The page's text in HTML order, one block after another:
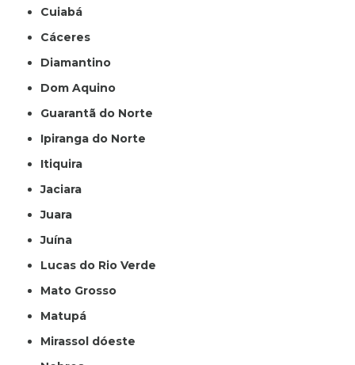
Cuiabá
Cáceres
Diamantino
Dom Aquino
Guarantã do Norte
Ipiranga do Norte
Itiquira
Jaciara
Juara
Juína
Lucas do Rio Verde
Mato Grosso
Matupá
Mirassol dóeste